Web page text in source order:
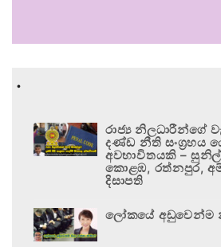
.
රාජ්‍ය නිලධාරීන්ගේ
දණ්ඩ නීති සංග්‍රහය
අවභාවිතයකි –
කොළඹ, රත්නපුර,
දිසාපති
ලෝකයේ අඩුවෙන්ම